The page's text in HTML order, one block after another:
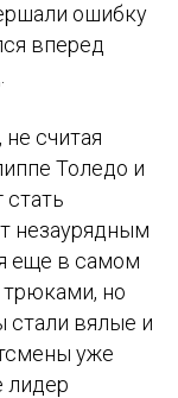
ошибку
вперед
считая
Толедо и
незаурядным
еще в самом
трюками, но
стали вялые и
уже
лидер